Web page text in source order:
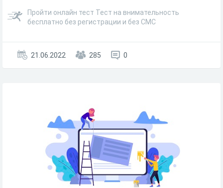
Пройти онлайн тест Тест на внимательность
бесплатно без регистрации и без СМС
21.06.2022 285 0